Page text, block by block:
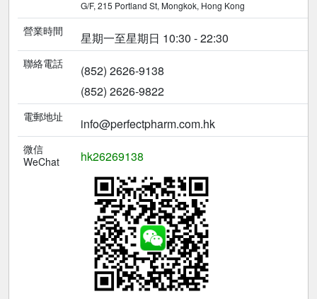
G/F, 215 Portland St, Mongkok, Hong Kong
營業時間 星期一至星期日 10:30 - 22:30
聯絡電話
(852) 2626-9138
(852) 2626-9822
電郵地址 info@perfectpharm.com.hk
微信
WeChat
hk26269138